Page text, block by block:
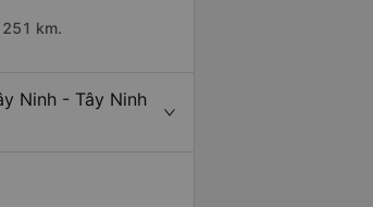
km.
Ninh - Tây Ninh